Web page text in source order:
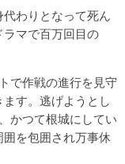
わりとなって死ん
マで百万回目の
で作戦の進行を見守
す。逃げようとし
かつて根城にしてい
を包囲され万事休